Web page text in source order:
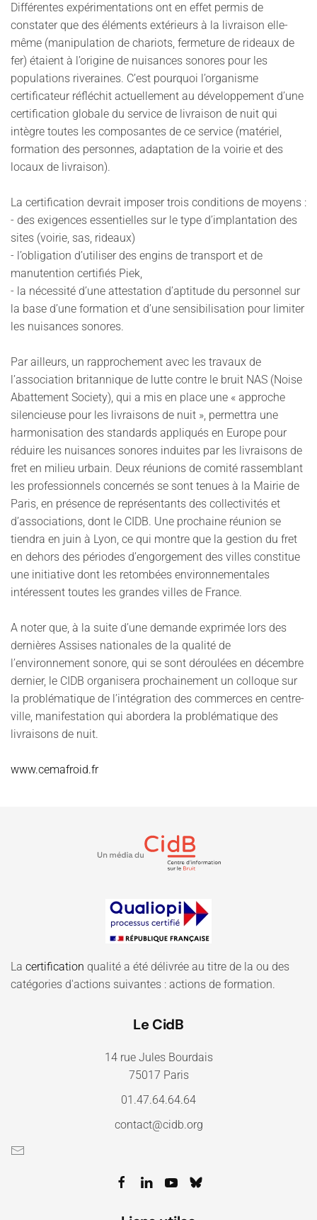
Différentes expérimentations ont en effet permis de
constater que des éléments extérieurs à la livraison elle-
même (manipulation de chariots, fermeture de rideaux de
fer) étaient à l’origine de nuisances sonores pour les
populations riveraines. C’est pourquoi l’organisme
certificateur réfléchit actuellement au développement d’une
certification globale du service de livraison de nuit qui
intègre toutes les composantes de ce service (matériel,
formation des personnes, adaptation de la voirie et des
locaux de livraison).
La certification devrait imposer trois conditions de moyens :
- des exigences essentielles sur le type d’implantation des
sites (voirie, sas, rideaux)
- l’obligation d’utiliser des engins de transport et de
manutention certifiés Piek,
- la nécessité d’une attestation d’aptitude du personnel sur
la base d’une formation et d’une sensibilisation pour limiter
les nuisances sonores.
Par ailleurs, un rapprochement avec les travaux de
l’association britannique de lutte contre le bruit NAS (Noise
Abattement Society), qui a mis en place une « approche
silencieuse pour les livraisons de nuit », permettra une
harmonisation des standards appliqués en Europe pour
réduire les nuisances sonores induites par les livraisons de
fret en milieu urbain. Deux réunions de comité rassemblant
les professionnels concernés se sont tenues à la Mairie de
Paris, en présence de représentants des collectivités et
d’associations, dont le CIDB. Une prochaine réunion se
tiendra en juin à Lyon, ce qui montre que la gestion du fret
en dehors des périodes d’engorgement des villes constitue
une initiative dont les retombées environnementales
intéressent toutes les grandes villes de France.
A noter que, à la suite d’une demande exprimée lors des
dernières Assises nationales de la qualité de
l’environnement sonore, qui se sont déroulées en décembre
dernier, le CIDB organisera prochainement un colloque sur
la problématique de l’intégration des commerces en centre-
ville, manifestation qui abordera la problématique des
livraisons de nuit.
www.cemafroid.fr
La certification qualité a été délivrée au titre de la ou des
catégories d'actions suivantes : actions de formation.
Le CidB
14 rue Jules Bourdais
75017 Paris
01.47.64.64.64
contact@cidb.org